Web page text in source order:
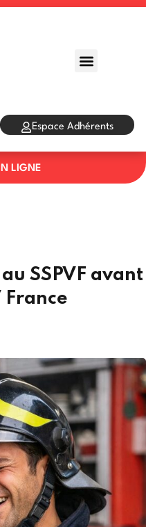
Espace Adhérents
LIGNE
SSPVF avant
France